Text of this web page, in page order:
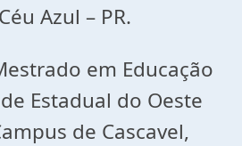
Azul – PR.
em Educação
Estadual do Oeste
de Cascavel,